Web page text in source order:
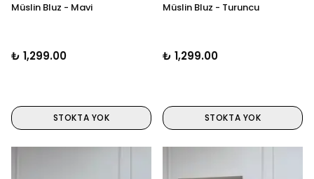
Müslin Bluz - Mavi
₺ 1,299.00
STOKTA YOK
Müslin Bluz - Turuncu
₺ 1,299.00
STOKTA YOK